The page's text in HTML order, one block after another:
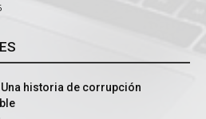
Una historia de corrupción